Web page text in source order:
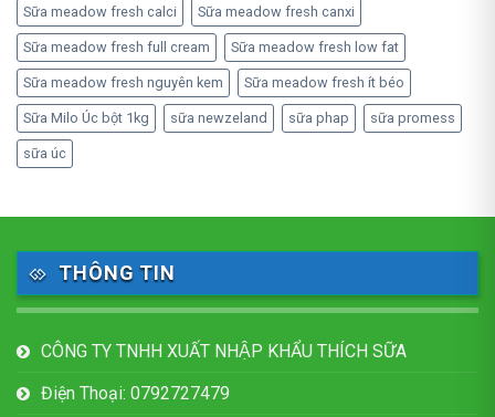
Sữa meadow fresh calci Sữa meadow fresh canxi
Sữa meadow fresh full cream Sữa meadow fresh low fat
Sữa meadow fresh nguyên kem Sữa meadow fresh ít béo
Sữa Milo Úc bột 1kg sữa newzeland sữa phap sữa promess
sữa úc
THÔNG TIN
CÔNG TY TNHH XUẤT NHẬP KHẨU THÍCH SỮA
Điện Thoại: 0792727479